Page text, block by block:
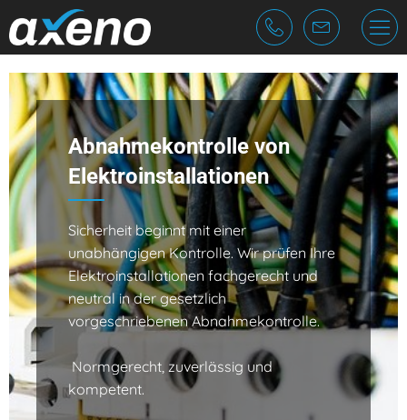
Abnahmekontrolle von
Elektroinstallationen
Sicherheit beginnt mit einer
unabhängigen Kontrolle. Wir prüfen Ihre
Elektroinstallationen fachgerecht und
neutral in der gesetzlich
vorgeschriebenen Abnahmekontrolle.
Normgerecht, zuverlässig und
kompetent.
Fragen & Antworten
Ablauf Elektrokontrolle
Vorschriften
die Firma
Team
Jobs
Cookie-Einstellungen